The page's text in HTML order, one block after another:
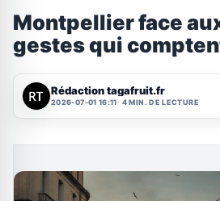
Montpellier face
gestes qui
Rédaction tagafruit.fr
2026-07-01 16:11 4 MIN. DE LECTURE